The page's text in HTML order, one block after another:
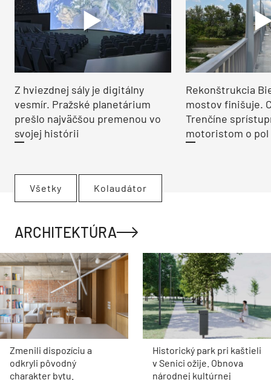
Z hviezdnej sály je digitálny
vesmír. Pražské planetárium
prešlo najväčšou premenou vo
svojej histórii
Rekonštrukcia
mostov finišuje.
Trenčíne
motoristom o pol
Všetky Kolaudátor
ARCHITEKTÚRA
Zmenili dispozíciu a
odkryli pôvodný
charakter bytu.
Historický park pri kaštieli
v Senici ožije. Obnova
národnej kultúrnej